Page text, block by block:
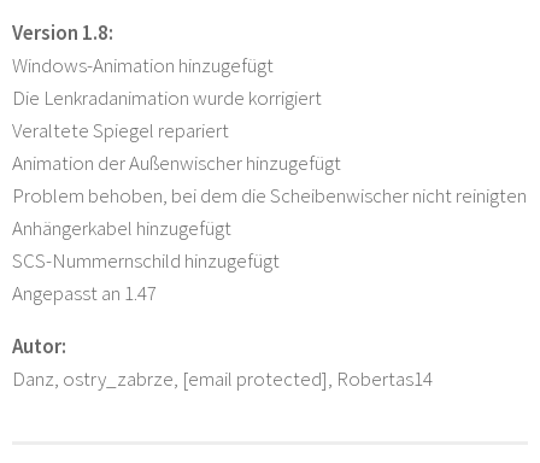
Version 1.8:
Windows-Animation hinzugefügt
Die Lenkradanimation wurde korrigiert
Veraltete Spiegel repariert
Animation der Außenwischer hinzugefügt
Problem behoben, bei dem die Scheibenwischer nicht reinigten
Anhängerkabel hinzugefügt
SCS-Nummernschild hinzugefügt
Angepasst an 1.47
Autor:
Danz, ostry_zabrze, [email protected], Robertas14